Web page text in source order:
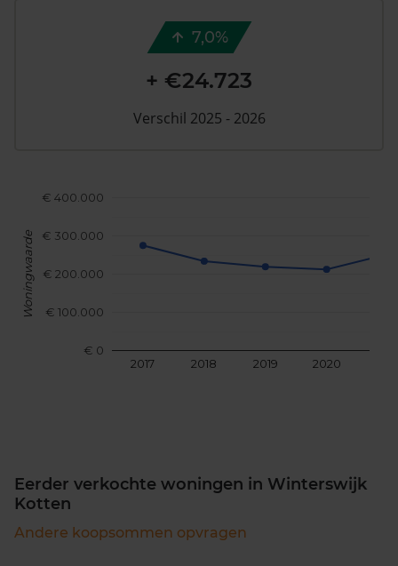
2017 2018 2019 2020
€ 0
€ 100.000
€ 200.000
€ 300.000
€ 400.000
Woningwaarde
7,0%
+ €24.723
Verschil 2025 - 2026
Eerder verkochte woningen in Winterswijk
Kotten
Andere koopsommen opvragen